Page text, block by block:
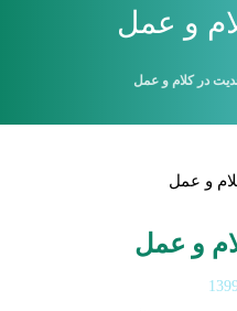
و عمل
در کلام و عمل
و عمل